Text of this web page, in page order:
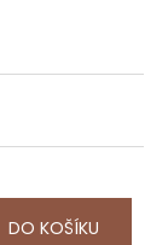
DO KOŠÍKU